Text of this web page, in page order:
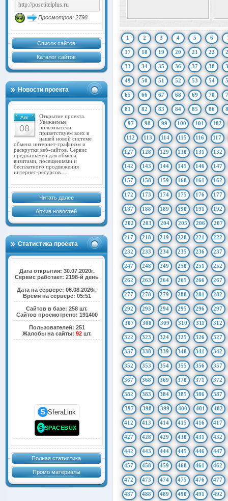
Просмотров: 2798
Список сайтов
Каталог сайтов
Новости проекта
Авг
08
Открытие проекта.
Уважаемые
пользователи,
приветствуем всех в
нашей новой системе
обмена интернет-трафиком и
раскрутки веб-сайтов. Сервис
предназначен для обмена
визитами, посещениями и
бесплатного продвижения
интернет-ресурсов.…
Читать далее
Архив новостей
Статистика проекта
Дата открытия: 30.07.2020г.
Сервис работает: 2198-й день
Дата на сервере: 06.08.2026г.
Время на сервере: 05:51
Сайтов в базе: 258 шт.
Сайтов просмотрено: 191400
Пользователей: 251
Жалобы на сайты: 92шт.
S SferaLink
S SPACEBUX
Полная статистика
Промо материалы
1 2 3 4 5 6
17 18 19 20 21 22
33 34 35 36 37 38
49 50 51 52 53 54
65 66 67 68 69 70
81 82 83 84 85 86
97 98 99 100 101 102
112 113 114 115 116 117
127 128 129 130 131 132
142 143 144 145 146 147
157 158 159 160 161 162
172 173 174 175 176 177
187 188 189 190 191 192
202 203 204 205 206 207
217 218 219 220 221 222
232 233 234 235 236 237
247 248 249 250 251 252
262 263 264 265 266 267
277 278 279 280 281 282
292 293 294 295 296 297
307 308 309 310 311 312
322 323 324 325 326 327
337 338 339 340 341 342
352 353 354 355 356 357
367 368 369 370 371 372
382 383 384 385 386 387
397 398 399 400 401 402
412 413 414 415 416 417
427 428 429 430 431 432
442 443 444 445 446 447
457 458 459 460 461 462
472 473 474 475 476 477
487 488 489 490 491 492